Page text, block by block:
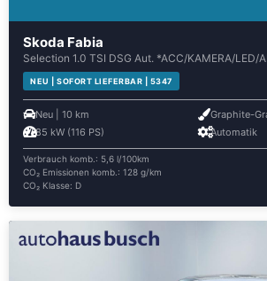
Skoda Fabia
Selection 1.0 TSI DSG Aut. *ACC/KAMERA/LED/
NEU | SOFORT LIEFERBAR | 5347
Neu | 10 km
Graphite-
85 kW (116 PS)
Automatik
Verbrauch komb.: 5,6 l/100km
CO₂ Emissionen komb.: 128 g/km
CO₂ Klasse: D